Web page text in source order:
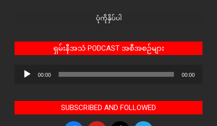
ပုံကိုနှိပ်ပါ
ရှမ်းနီအသံ PODCAST အစီအစဉ်များ
Audio
00:00 00:00
SUBSCRIBED AND FOLLOWED